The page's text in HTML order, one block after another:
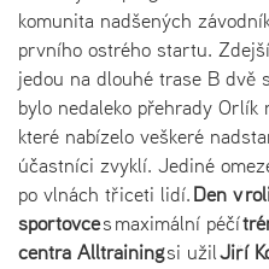
komunita nadšených
prvního ostrého startu.
jedou na dlouhé trase B dvě
bylo nedaleko přehrady
které nabízelo veškeré
účastníci zvyklí. Jediné
po vlnách třiceti lidí.Den v
sportovces maximální péčí
centra Alltrainingsi užilJiří